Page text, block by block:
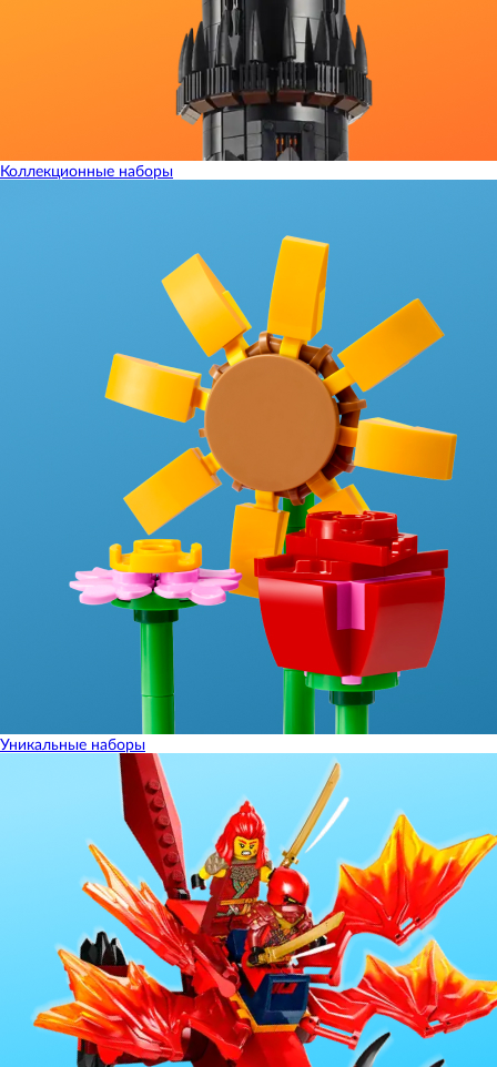
Коллекционные наборы
Уникальные наборы